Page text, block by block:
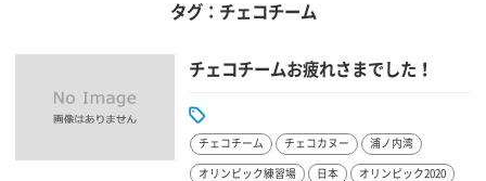
タグ：チェコチーム
チェコチームお疲れさまでした！
チェコチーム チェコカヌー 浦ノ内湾
オリンピック練習場 日本 オリンピック2020